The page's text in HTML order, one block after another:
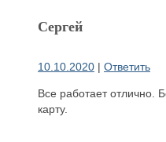
Сергей
10.10.2020 | Ответить
Все работает отлично.
карту.